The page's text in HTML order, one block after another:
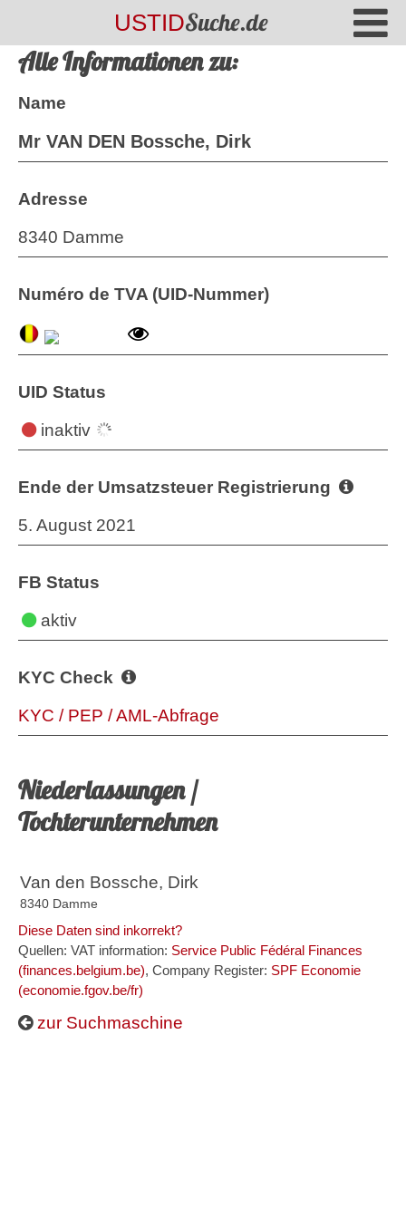
USTIDSuche.de
Alle Informationen zu:
Name
Mr VAN DEN Bossche, Dirk
Adresse
8340 Damme
Numéro de TVA (UID-Nummer)
UID Status
inaktiv
Ende der Umsatzsteuer Registrierung
5. August 2021
FB Status
aktiv
KYC Check
KYC / PEP / AML-Abfrage
Niederlassungen /
Tochterunternehmen
Van den Bossche, Dirk
8340 Damme
Diese Daten sind inkorrekt?
Quellen: VAT information: Service Public Fédéral Finances
(finances.belgium.be), Company Register: SPF Economie
(economie.fgov.be/fr)
zur Suchmaschine